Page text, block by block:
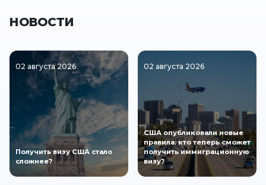
НОВОСТИ
02 августа 2026
Получить визу США стало
сложнее?
02 августа 2026
США опубликовали новые
правила: кто теперь сможет
получить иммиграционную
визу?